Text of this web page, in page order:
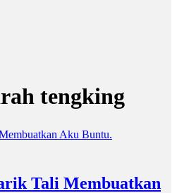
tengking
Tali Membuatkan